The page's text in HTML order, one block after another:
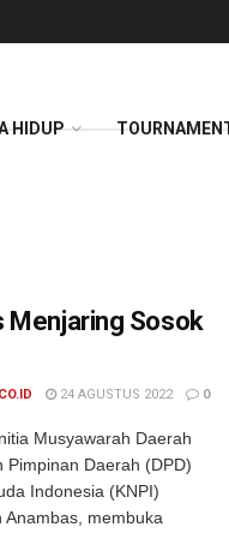
HIDUP
Menjaring Sosok
24 AGUSTUS 2022 0
Musyawarah Daerah
Pimpinan Daerah (DPD)
Indonesia (KNPI)
Anambas, membuka